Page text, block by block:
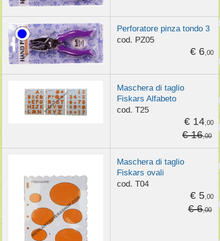
Perforatore pinza tondo 3
cod. PZ05
€ 6 ,00
Maschera di taglio
Fiskars Alfabeto
cod. T25
€ 14 ,00
€ 16,00
Maschera di taglio
Fiskars ovali
cod. T04
€ 5 ,00
€ 6,00